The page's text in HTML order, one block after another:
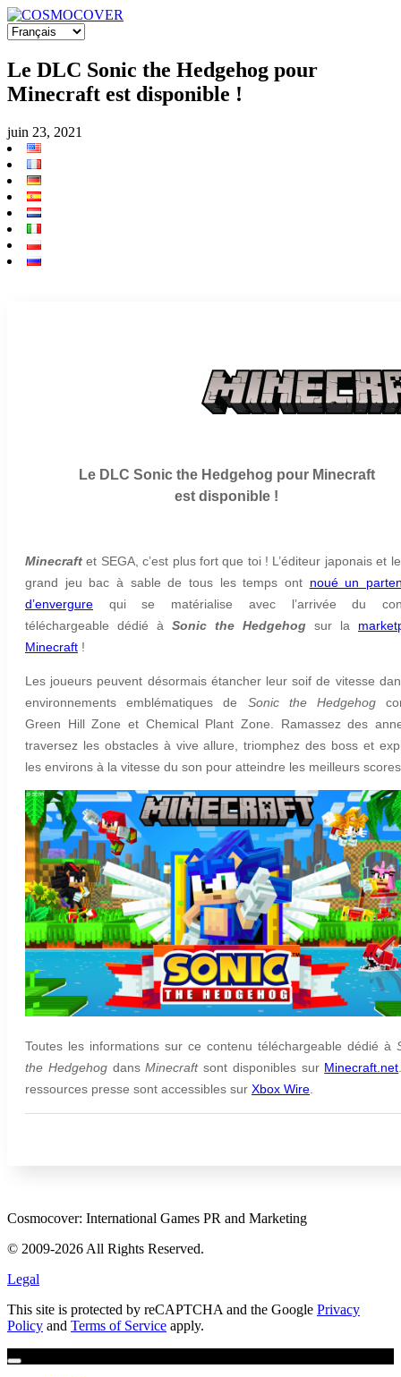
Le DLC Sonic the Hedgehog pour
Minecraft est disponible !
juin 23, 2021
Le DLC Sonic the Hedgehog pour Minecraft
est disponible !
Minecraft et SEGA, c’est plus fort que toi ! L’éditeur japonais et
grand jeu bac à sable de tous les temps ont noué un
d’envergure qui se matérialise avec l’arrivée du
téléchargeable dédié à Sonic the Hedgehog sur la
Minecraft !
Les joueurs peuvent désormais étancher leur soif de vitesse
environnements emblématiques de Sonic the Hedgehog
Green Hill Zone et Chemical Plant Zone. Ramassez des
traversez les obstacles à vive allure, triomphez des boss et
les environs à la vitesse du son pour atteindre les meilleurs
Toutes les informations sur ce contenu téléchargeable dédié à
the HedgehogdansMinecraftsont disponibles sur Minecraft.net
ressources presse sont accessibles sur Xbox Wire
Cosmocover: International Games PR and Marketing
© 2009-2026 All Rights Reserved.
Legal
This site is protected by reCAPTCHA and the Google Privacy
Policy and Terms of Service apply.